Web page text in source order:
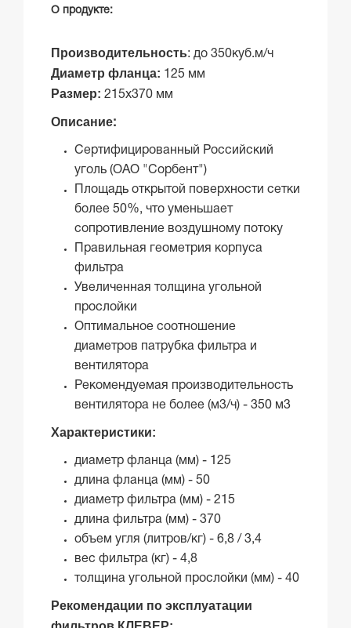
О продукте:
Производительность: до 350куб.м/ч
Диаметр фланца: 125 мм
Размер: 215х370 мм
Описание:
Сертифицированный Российский
уголь (ОАО "Сорбент")
Площадь открытой поверхности сетки
более 50%, что уменьшает
сопротивление воздушному потоку
Правильная геометрия корпуса
фильтра
Увеличенная толщина угольной
прослойки
Оптимальное соотношение
диаметров патрубка фильтра и
вентилятора
Рекомендуемая производительность
вентилятора не более (м3/ч) - 350 м3
Характеристики:
диаметр фланца (мм) - 125
длина фланца (мм) - 50
диаметр фильтра (мм) - 215
длина фильтра (мм) - 370
объем угля (литров/кг) - 6,8 / 3,4
вес фильтра (кг) - 4,8
толщина угольной прослойки (мм) - 40
Рекомендации по эксплуатации